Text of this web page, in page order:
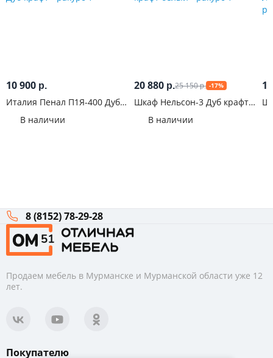
10 900 р.
Италия Пенал П1Я-400 Дуб
В наличии
20 880 р.25 150р. -17%
Шкаф Нельсон-3 Дуб крафт
В наличии
8 (8152) 78-29-28
Продаем мебель в Мурманске и Мурманской области уже 12
лет.
Покупателю